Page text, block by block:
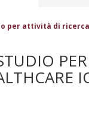
per attività di